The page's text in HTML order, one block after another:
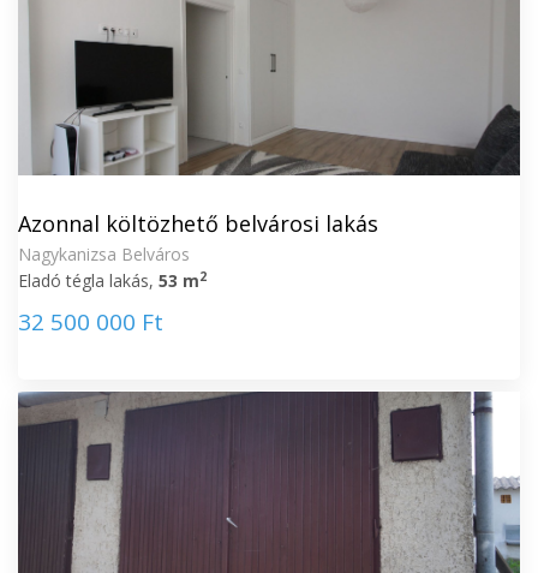
Azonnal költözhető belvárosi lakás
Nagykanizsa Belváros
Eladó tégla lakás, 53 m2
32 500 000 Ft